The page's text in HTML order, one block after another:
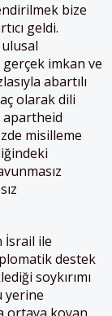
bize
geldi.
imkan ve
abartılı
olarak dili
misilleme
İsrail ile
destek
soykırımı
yerine